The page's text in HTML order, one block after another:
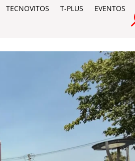
TECNOVITOS T-PLUS EVENTOS